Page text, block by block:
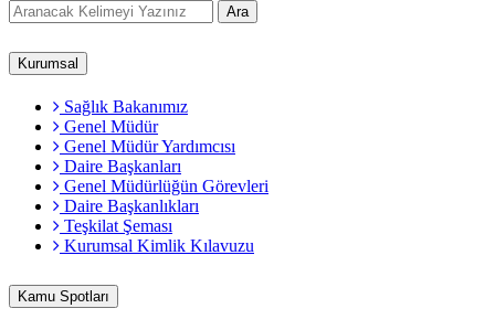
Ara
Kurumsal
Sağlık Bakanımız
Genel Müdür
Genel Müdür Yardımcısı
Daire Başkanları
Genel Müdürlüğün Görevleri
Daire Başkanlıkları
Teşkilat Şeması
Kurumsal Kimlik Kılavuzu
Kamu Spotları